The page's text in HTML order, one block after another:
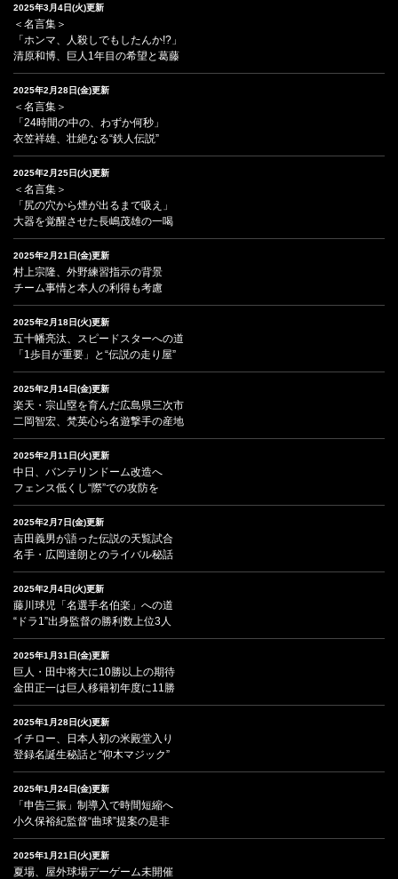
2025年3月4日(火)更新
＜名言集＞
「ホンマ、人殺しでもしたんか!?」
清原和博、巨人1年目の希望と葛藤
2025年2月28日(金)更新
＜名言集＞
「24時間の中の、わずか何秒」
衣笠祥雄、壮絶なる“鉄人伝説”
2025年2月25日(火)更新
＜名言集＞
「尻の穴から煙が出るまで吸え」
大器を覚醒させた長嶋茂雄の一喝
2025年2月21日(金)更新
村上宗隆、外野練習指示の背景
チーム事情と本人の利得も考慮
2025年2月18日(火)更新
五十幡亮汰、スピードスターへの道
「1歩目が重要」と“伝説の走り屋”
2025年2月14日(金)更新
楽天・宗山塁を育んだ広島県三次市
二岡智宏、梵英心ら名遊撃手の産地
2025年2月11日(火)更新
中日、バンテリンドーム改造へ
フェンス低くし“際”での攻防を
2025年2月7日(金)更新
吉田義男が語った伝説の天覧試合
名手・広岡達朗とのライバル秘話
2025年2月4日(火)更新
藤川球児「名選手名伯楽」への道
“ドラ1”出身監督の勝利数上位3人
2025年1月31日(金)更新
巨人・田中将大に10勝以上の期待
金田正一は巨人移籍初年度に11勝
2025年1月28日(火)更新
イチロー、日本人初の米殿堂入り
登録名誕生秘話と“仰木マジック”
2025年1月24日(金)更新
「申告三振」制導入で時間短縮へ
小久保裕紀監督“曲球”提案の是非
2025年1月21日(火)更新
夏場、屋外球場デーゲーム未開催